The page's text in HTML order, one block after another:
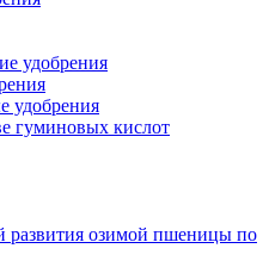
удобрения
удобрения
гуминовых кислот
развития озимой пшеницы по